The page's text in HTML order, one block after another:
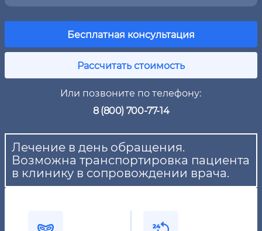
Бесплатная консультация
Рассчитать стоимость
Или позвоните по телефону:
8 (800) 700-77-14
Лечение в день обращения.
Возможна транспортировка пациента
в клинику в сопровождении врача.